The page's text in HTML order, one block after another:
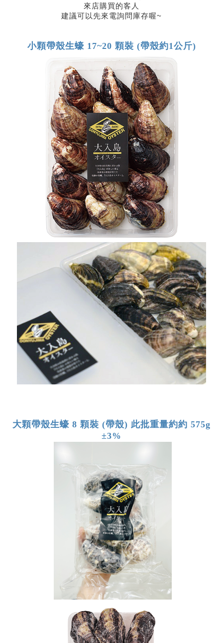
來店購買的客人
建議可以先來電詢問庫存喔~
小顆帶殼生蠔 17~20 顆裝 (帶殼約1公斤)
大顆帶殼生蠔 8 顆裝 (帶殼) 此批重量約約 575g
±3%